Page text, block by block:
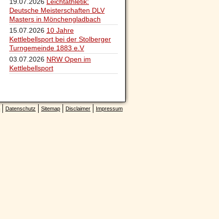
Deutsche Meisterschaften DLV
Masters in Mönchengladbach
15.07.2026 10 Jahre
Kettlebellsport bei der Stolberger
Turngemeinde 1883 e.V
03.07.2026 NRW Open im
Kettlebellsport
Impressum
Disclaimer
Sitemap
Datenschutz